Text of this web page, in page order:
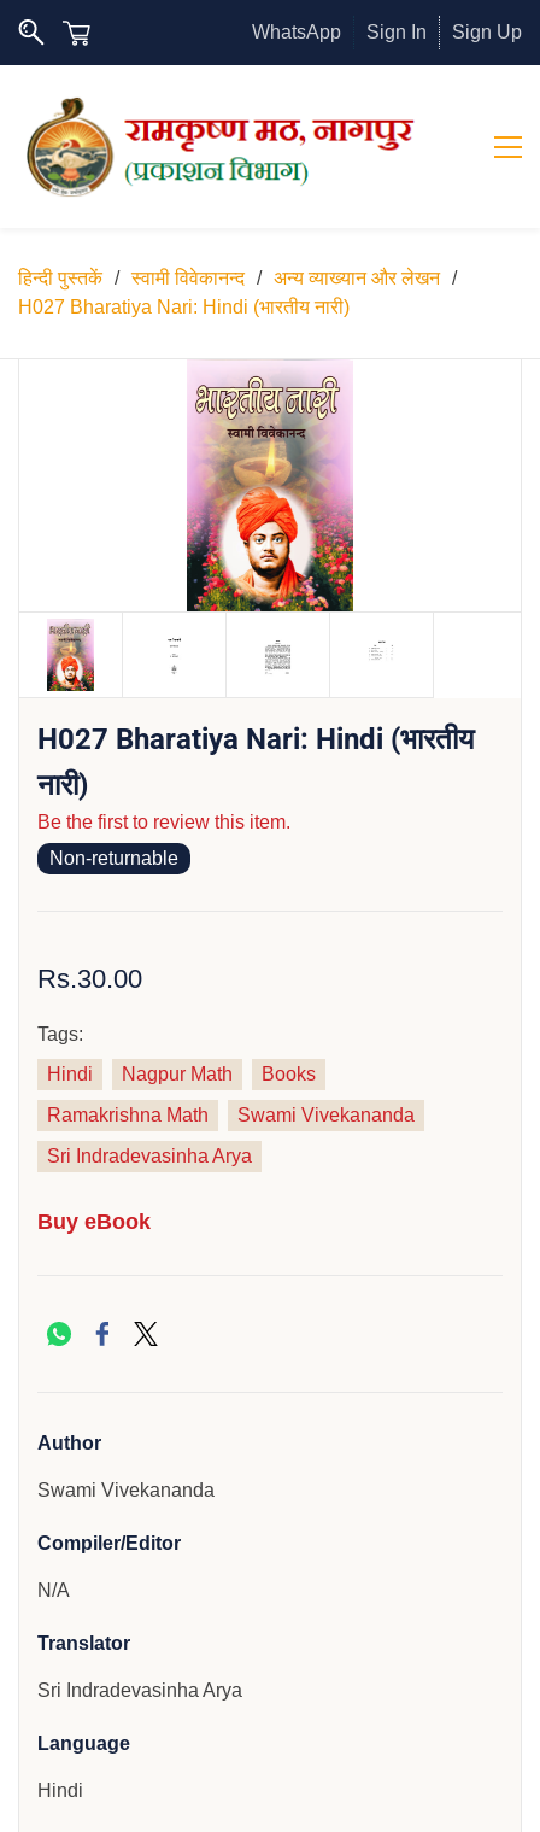
WhatsApp Sign In Sign Up
हिन्दी पुस्तकें / स्वामी विवेकानन्द / अन्य व्याख्यान और लेखन /
H027 Bharatiya Nari: Hindi (भारतीय नारी)
H027 Bharatiya Nari: Hindi (भारतीय
नारी)
Be the first to review this item.
Non-returnable
Rs.30.00
Tags:
Hindi
Nagpur Math
Books
Ramakrishna Math
Swami Vivekananda
Sri Indradevasinha Arya
Buy eBook
Author
Swami Vivekananda
Compiler/Editor
N/A
Translator
Sri Indradevasinha Arya
Language
Hindi